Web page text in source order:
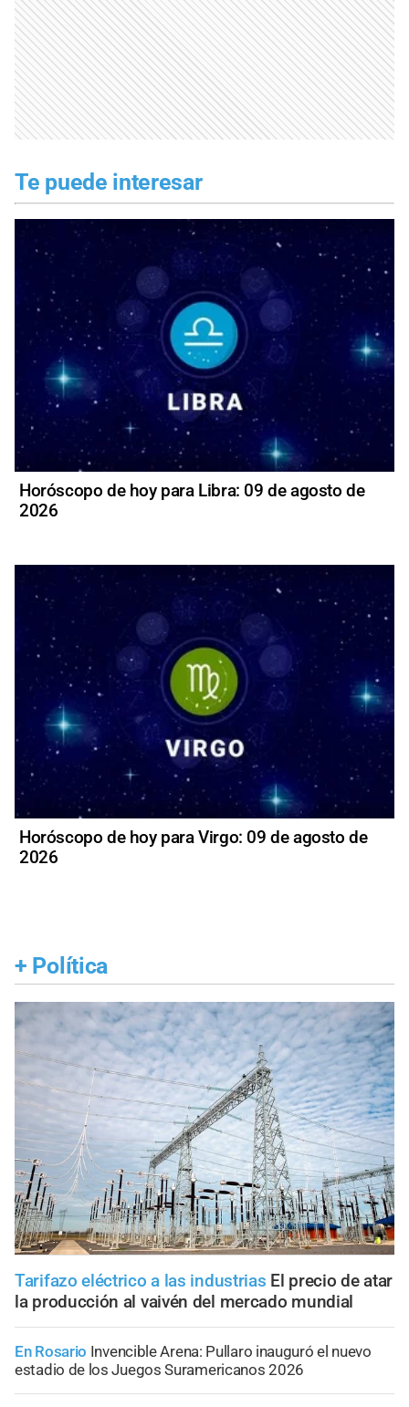
Te puede interesar
Horóscopo de hoy para Libra: 09 de agosto de
2026
Horóscopo de hoy para Virgo: 09 de agosto de
2026
+ Política
Tarifazo eléctrico a las industrias El precio de atar
la producción al vaivén del mercado mundial
En Rosario Invencible Arena: Pullaro inauguró el nuevo
estadio de los Juegos Suramericanos 2026